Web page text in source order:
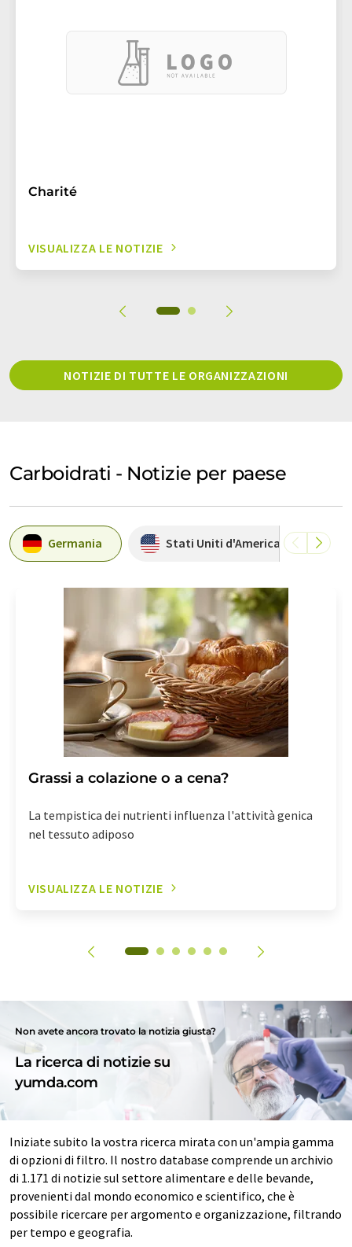
Charité
VISUALIZZA LE NOTIZIE
NOTIZIE DI TUTTE LE ORGANIZZAZIONI
Carboidrati - Notizie per paese
Germania Stati Uniti d'America
Grassi a colazione o a cena?
La tempistica dei nutrienti influenza l'attività genica
nel tessuto adiposo
VISUALIZZA LE NOTIZIE
Non avete ancora trovato la notizia giusta?
La ricerca di notizie su
yumda.com
Iniziate subito la vostra ricerca mirata con un'ampia gamma
di opzioni di filtro. Il nostro database comprende un archivio
di 1.171 di notizie sul settore alimentare e delle bevande,
provenienti dal mondo economico e scientifico, che è
possibile ricercare per argomento e organizzazione, filtrando
per tempo e geografia.